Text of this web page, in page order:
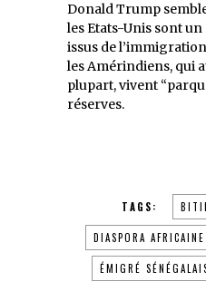
Donald Trump
les Etats-Unis sont
issus de
les Amérindiens, qui
plupart, vivent
réserves.
TAGS:
DIASPORA AFRICAINE
ÉMIGRÉ